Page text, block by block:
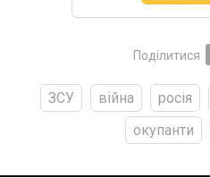
Поділитися
ЗСУ війна росія
окупанти